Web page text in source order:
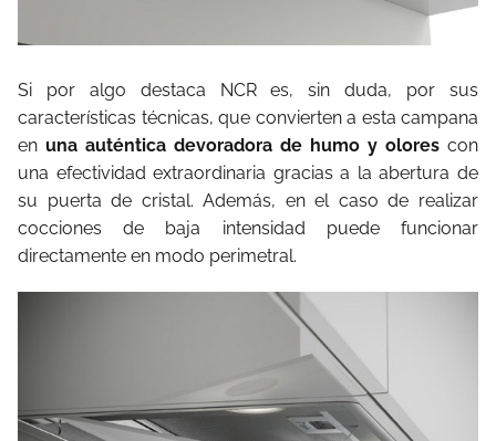
Si por algo destaca NCR es, sin duda, por sus
características técnicas, que convierten a esta campana
en una auténtica devoradora de humo y olores con
una efectividad extraordinaria gracias a la abertura de
su puerta de cristal. Además, en el caso de realizar
cocciones de baja intensidad puede funcionar
directamente en modo perimetral.